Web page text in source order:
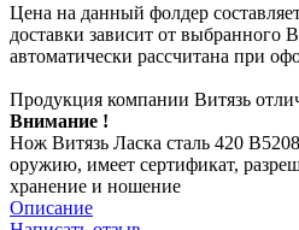
Цена на данный фолдер
доставки зависит от выбранного
автоматически рассчитана при
Продукция компании Витязь
Внимание !
Нож Витязь Ласка сталь 420
оружию, имеет сертификат,
хранение и ношение
Описание